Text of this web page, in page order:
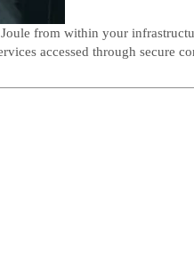
from within your
accessed through secure